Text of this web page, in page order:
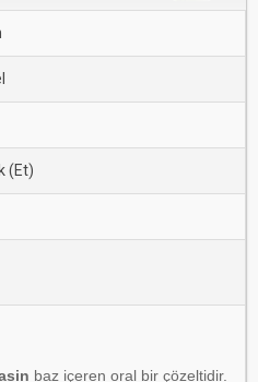
(Et)
baz içeren oral bir çözeltidir.